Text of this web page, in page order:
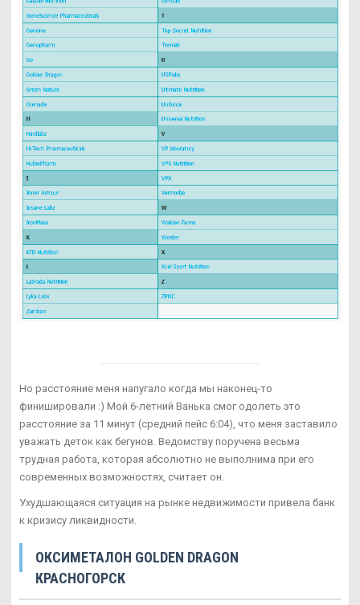
Но расстояние меня напугало когда мы наконец-то
финишировали :) Мой 6-летний Ванька смог одолеть это
расстояние за 11 минут (средний пейс 6:04), что меня заставило
уважать деток как бегунов. Ведомству поручена весьма
трудная работа, которая абсолютно не выполнима при его
современных возможностях, считает он.
Ухудшающаяся ситуация на рынке недвижимости привела банк
к кризису ликвидности.
ОКСИМЕТАЛОН GOLDEN DRAGON
КРАСНОГОРСК